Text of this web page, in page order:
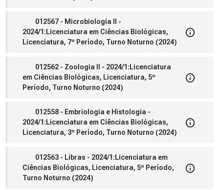
012567 - Microbiologia II -
2024/1:Licenciatura em Ciências Biológicas,
Licenciatura, 7º Período, Turno Noturno (2024)
012562 - Zoologia II - 2024/1:Licenciatura
em Ciências Biológicas, Licenciatura, 5º
Período, Turno Noturno (2024)
012558 - Embriologia e Histologia -
2024/1:Licenciatura em Ciências Biológicas,
Licenciatura, 3º Período, Turno Noturno (2024)
012563 - Libras - 2024/1:Licenciatura em
Ciências Biológicas, Licenciatura, 5º Período,
Turno Noturno (2024)